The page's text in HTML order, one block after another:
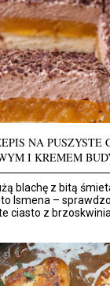
NA PUSZYSTE
I KREMEM
blachę z bitą
Ismena –
ciasto z